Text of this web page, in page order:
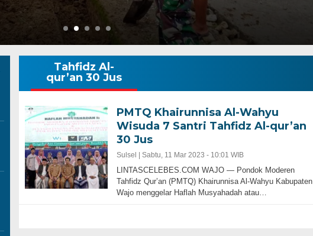
Tahfidz Al-
qur’an 30 Jus
PMTQ Khairunnisa Al-Wahyu
Wisuda 7 Santri Tahfidz Al-qur’an
30 Jus
Sulsel | Sabtu, 11 Mar 2023 - 10:01 WIB
LINTASCELEBES.COM WAJO — Pondok Moderen
Tahfidz Qur’an (PMTQ) Khairunnisa Al-Wahyu Kabupaten
Wajo menggelar Haflah Musyahadah atau…